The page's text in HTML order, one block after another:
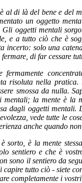
al di là del bene e del
un oggetto
Gli oggetti mentali
e a tutto ciò che è
incerto: solo una
di far cessare
fermamente
risoluta nella
smossa da nulla.
mentali; la mente è la
dagli oggetti
vede tutte le
anche quando
sorto, è la mente
sentiero e che è
sono il sentiero da
tutto ciò - siete
completamente i